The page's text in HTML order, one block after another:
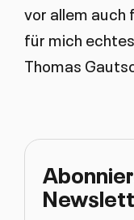
vor allem auch
für mich
Thomas